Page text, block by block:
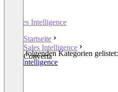
Sales Intelligence
Startseite
Sales Intelligence
Converta
In den folgenden Kategorien gelistet:
Sales Intelligence